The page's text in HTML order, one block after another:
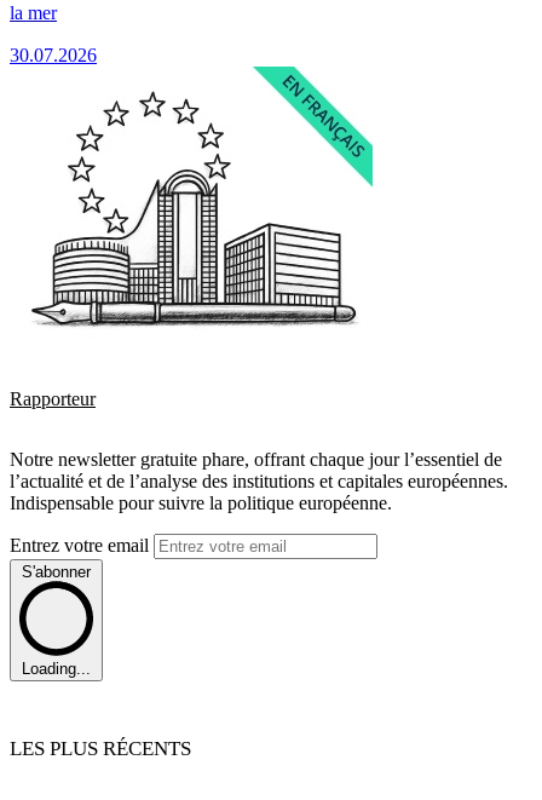
la mer
30.07.2026
Rapporteur
Notre newsletter gratuite phare, offrant chaque jour l’essentiel de
l’actualité et de l’analyse des institutions et capitales européennes.
Indispensable pour suivre la politique européenne.
Entrez votre email
S'abonner
Loading...
LES PLUS RÉCENTS